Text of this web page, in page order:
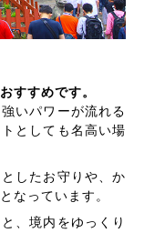
すすめです。
いパワーが流れる
としても名高い場
したお守りや、か
なっています。
、境内をゆっくり